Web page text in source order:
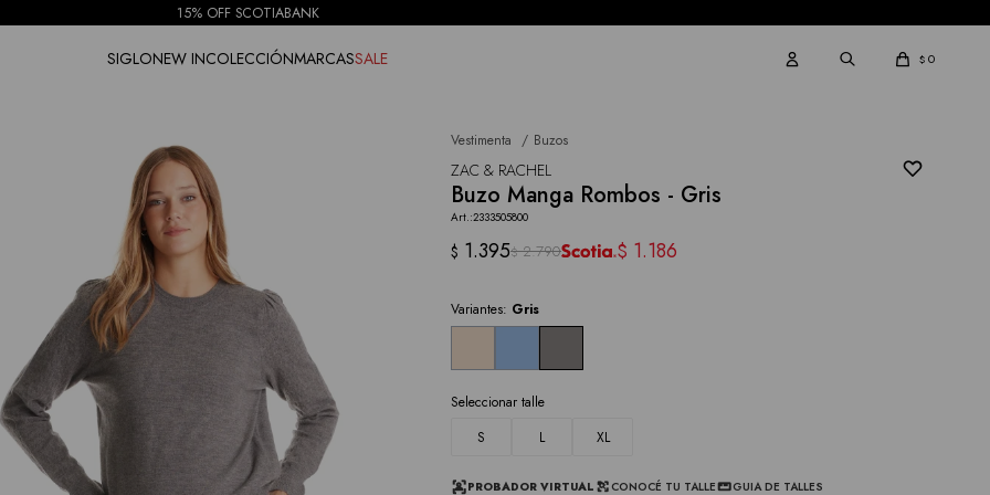
15% OFF SCOTIABANK
SIGLONEW INCOLECCIÓNMARCASSALE $ 0
Vestimenta Buzos
ZAC & RACHEL
Buzo Manga Rombos - Gris
2333505800
$ 1.395$ 2.790 $ 1.186
Variantes: Gris
Seleccionar talle
S
L XL
PROBADOR VIRTUAL CONOCÉ TU TALLE GUIA DE TALLES
NOTIFICARME